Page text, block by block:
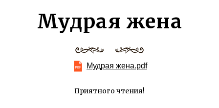
Мудрая жена
Мудрая жена.pdf
Приятного чтения!